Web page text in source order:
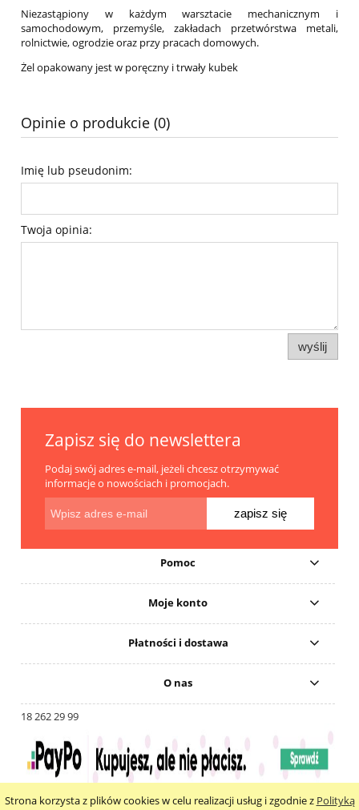
Strona korzysta z plików cookies w celu realizacji usług i zgodnie z Polityką
Niezastąpiony w każdym warsztacie mechanicznym i
samochodowym, przemyśle, zakładach przetwórstwa metali,
rolnictwie, ogrodzie oraz przy pracach domowych.
Żel opakowany jest w poręczny i trwały kubek
Opinie o produkcie (0)
Imię lub pseudonim:
Twoja opinia:
wyślij
Zapisz się do newslettera
Podaj swój adres e-mail, jeżeli chcesz otrzymywać
informacje o nowościach i promocjach.
zapisz się
Pomoc
Moje konto
Płatności i dostawa
O nas
18 262 29 99